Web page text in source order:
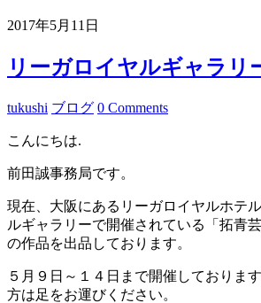
2017年5月11日
リーガロイヤルギャラリ
tukushi ブログ 0 Comments
こんにちは.
前田誠事務局です。
現在、大阪にあるリーガロイヤルホテ
ルギャラリーで開催されている「拓青
の作品を出品しております。
５月９日～１４日まで開催しておりま
方は足をお運びください。